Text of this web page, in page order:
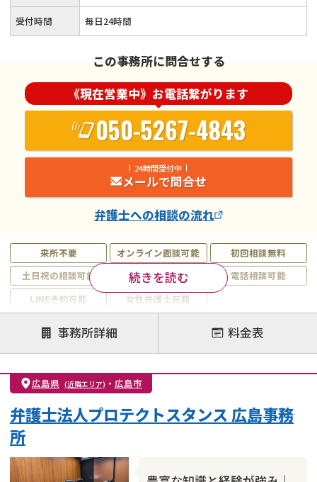
来所不要 オンライン面談可能
初回相談無料
土日祝の相談可能
19時以降電話可能
電話相談可能
LINE予約可能
女性弁護士在籍
注力案件
離婚前相談
離婚調停
離婚裁判
親権・面会交流権
DV
モラハラ
不貞・不倫慰謝料請求
国際離婚
財産分与
内縁の夫婦 熟年離婚
続きを読む
受付時間 毎日24時間
この事務所に問合せする
《現在営業中》お電話繋がります
050-5267-4843
24時間受付中
メールで問合せ
弁護士への相談の流れ
事務所詳細 料金表
広島県 (近隣エリア) ・ 広島市
弁護士法人プロテクトスタンス 広島事務
所